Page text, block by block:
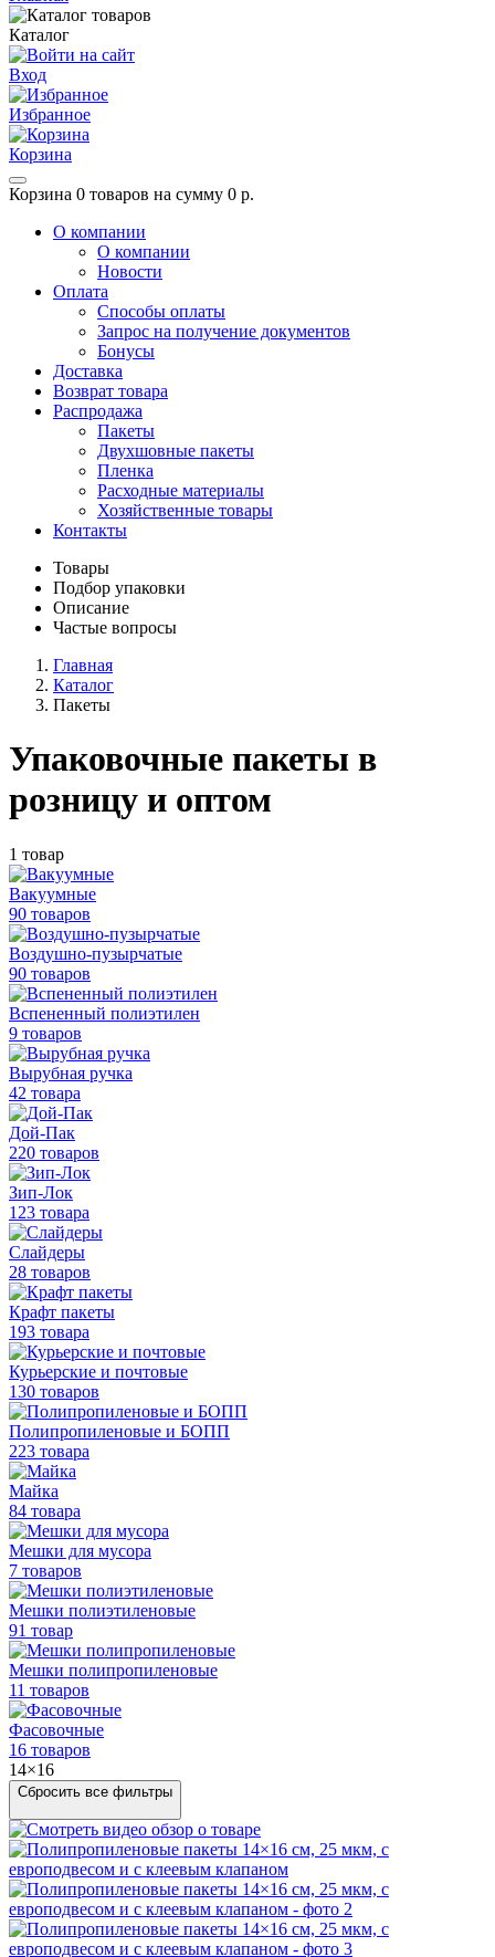
Каталог
Вход
Избранное
Корзина
Корзина 0 товаров на сумму 0 р.
О компании
О компании
Новости
Оплата
Способы оплаты
Запрос на получение документов
Бонусы
Доставка
Возврат товара
Распродажа
Пакеты
Двухшовные пакеты
Пленка
Расходные материалы
Хозяйственные товары
Контакты
Товары
Подбор упаковки
Описание
Частые вопросы
Главная
Каталог
Пакеты
Упаковочные пакеты в
розницу и оптом
1 товар
Вакуумные
90 товаров
Воздушно-пузырчатые
90 товаров
Вспененный полиэтилен
9 товаров
Вырубная ручка
42 товара
Дой-Пак
220 товаров
Зип-Лок
123 товара
Слайдеры
28 товаров
Крафт пакеты
193 товара
Курьерские и почтовые
130 товаров
Полипропиленовые и БОПП
223 товара
Майка
84 товара
Мешки для мусора
7 товаров
Мешки полиэтиленовые
91 товар
Мешки полипропиленовые
11 товаров
Фасовочные
16 товаров
14×16
Сбросить все фильтры